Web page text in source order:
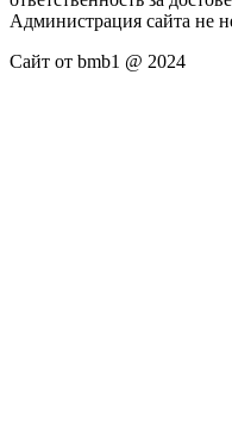
Администрация сайта не
Сайт от bmb1 @ 2024